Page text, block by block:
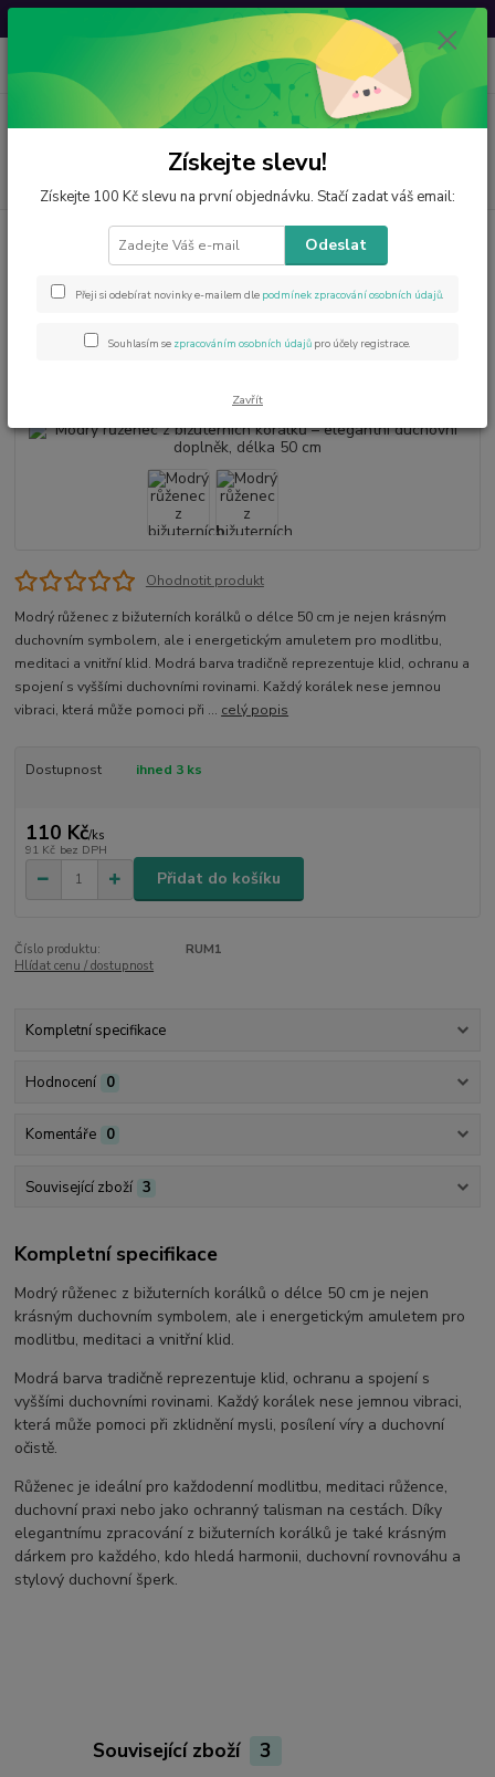
Svatovavřinecká sleva: 20 % s kódemVAVRINEC20
Menu
CZK 0
za
Esoterika
Modrý růženec z bižuterních korálků – elegantní duchovní
doplněk, délka 50 cm
Modrý růženec z bižuterních
korálků – elegantní duchovní
Ohodnotit produkt
Modrý růženec z bižuterních korálků o délce 50 cm je nejen krásným
duchovním symbolem, ale i energetickým amuletem pro modlitbu,
meditaci a vnitřní klid. Modrá barva tradičně reprezentuje klid, ochranu a
spojení s vyššími duchovními rovinami. Každý korálek nese jemnou
vibraci, která může pomoci při ... celý popis
Dostupnost ihned 3 ks
110 Kč/ks
91 Kč bez DPH
Přidat do košíku
Číslo produktu:
RUM1
Hlídat cenu / dostupnost
Kompletní specifikace
Hodnocení 0
Komentáře 0
Související zboží 3
Kompletní specifikace
Modrý růženec z bižuterních korálků o délce 50 cm je nejen
krásným duchovním symbolem, ale i energetickým amuletem pro
modlitbu, meditaci a vnitřní klid.
Modrá barva tradičně reprezentuje klid, ochranu a spojení s
vyššími duchovními rovinami. Každý korálek nese jemnou vibraci,
která může pomoci při zklidnění mysli, posílení víry a duchovní
očistě.
Růženec je ideální pro každodenní modlitbu, meditaci růžence,
duchovní praxi nebo jako ochranný talisman na cestách. Díky
elegantnímu zpracování z bižuterních korálků je také krásným
dárkem pro každého, kdo hledá harmonii, duchovní rovnováhu a
stylový duchovní šperk.
Související zboží 3
Získejte slevu!
Získejte 100 Kč slevu na první objednávku. Stačí zadat váš email:
Odeslat
Přeji si odebírat novinky e-mailem dle podmínek zpracování osobních údajů.
Souhlasím se zpracováním osobních údajů pro účely registrace.
Zavřít